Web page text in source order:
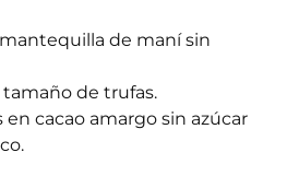
de maní sin
de trufas.
en cacao amargo sin azúcar